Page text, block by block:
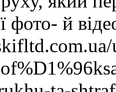
фото- й